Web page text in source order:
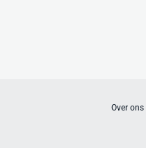
Over ons